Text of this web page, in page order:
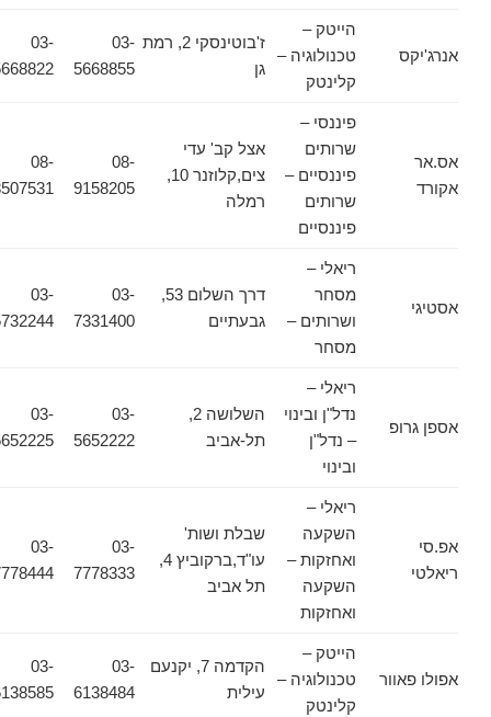
אנרג'יקס
הייטק –
טכנולוגיה –
קלינטק
ז'בוטינסקי 2, רמת 03-
5668855
03-
5668822
אס.אר
אקורד
פיננסי –
שרותים
פיננסיים –
שרותים
פיננסיים
אצל קב' עדי
צים,קלוזנר 10,
רמלה
08-
9158205
08-
8507531
אסטיגי
ריאלי –
מסחר
ושרותים –
מסחר
דרך השלום 53,
גבעתיים
03-
7331400
03-
5732244
אספן גרופ
ריאלי –
נדל"ן ובינוי
– נדל"ן
ובינוי
השלושה 2,
תל-אביב
03-
5652222
03-
5652225
אפ.סי
ריאלטי
ריאלי –
השקעה
ואחזקות –
השקעה
ואחזקות
שבלת ושות'
עו"ד,ברקוביץ 4,
תל אביב
03-
7778333
03-
7778444
אפולו פאוור
הייטק –
טכנולוגיה –
קלינטק
הקדמה 7, יקנעם
עילית
03-
6138484
03-
6138585